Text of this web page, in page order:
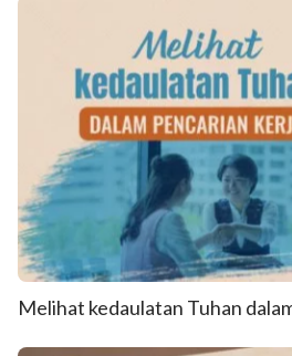
Melihat kedaulatan Tuhan